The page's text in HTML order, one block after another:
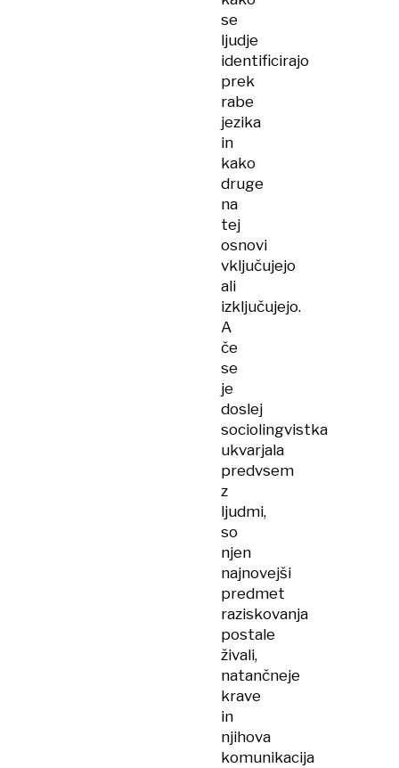
se
ljudje
identificirajo
prek
rabe
jezika
in
kako
druge
na
tej
osnovi
vključujejo
ali
izključujejo.
A
če
se
je
doslej
sociolingvistka
ukvarjala
predvsem
z
ljudmi,
so
njen
najnovejši
predmet
raziskovanja
postale
živali,
natančneje
krave
in
njihova
komunikacija